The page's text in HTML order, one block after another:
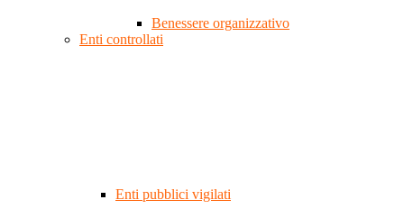
Benessere organizzativo
Enti controllati
Enti pubblici vigilati